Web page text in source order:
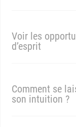
Voir les
d’esprit
Comment se
son intuition ?